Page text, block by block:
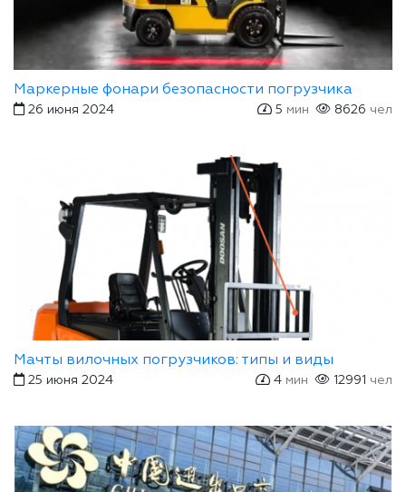
Маркерные фонари безопасности погрузчика
5 мин 8626 чел
26 июня 2024
Мачты вилочных погрузчиков: типы и виды
4 мин 12991 чел
25 июня 2024